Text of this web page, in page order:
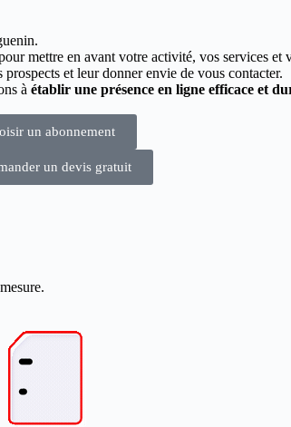
mettre en avant votre activité, vos services et
et leur donner envie de vous contacter.
à établir une présence en ligne efficace et
un abonnement
un devis gratuit